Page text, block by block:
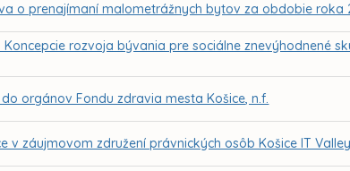
o prenajímaní malometrážnych bytov za obdobie roka
Koncepcie rozvoja bývania pre sociálne znevýhodnené
orgánov Fondu zdravia mesta Košice, n.f.
v záujmovom združení právnických osôb Košice IT